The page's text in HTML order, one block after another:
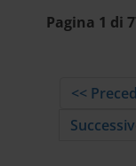
Pagina 1 di
<<